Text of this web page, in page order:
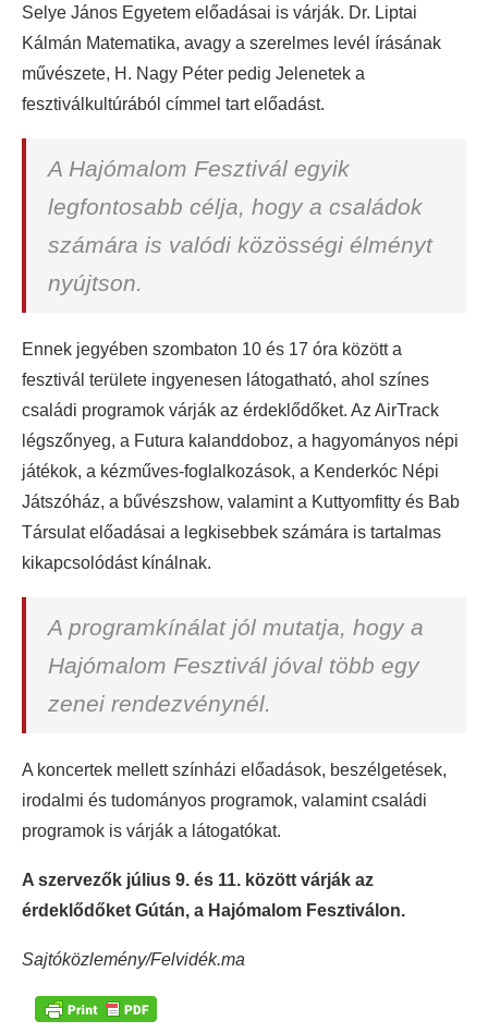
Selye János Egyetem előadásai is várják. Dr. Liptai
Kálmán Matematika, avagy a szerelmes levél írásának
művészete, H. Nagy Péter pedig Jelenetek a
fesztiválkultúrából címmel tart előadást.
A Hajómalom Fesztivál egyik
legfontosabb célja, hogy a családok
számára is valódi közösségi élményt
nyújtson.
Ennek jegyében szombaton 10 és 17 óra között a
fesztivál területe ingyenesen látogatható, ahol színes
családi programok várják az érdeklődőket. Az AirTrack
légszőnyeg, a Futura kalanddoboz, a hagyományos népi
játékok, a kézműves-foglalkozások, a Kenderkóc Népi
Játszóház, a bűvészshow, valamint a Kuttyomfitty és Bab
Társulat előadásai a legkisebbek számára is tartalmas
kikapcsolódást kínálnak.
A programkínálat jól mutatja, hogy a
Hajómalom Fesztivál jóval több egy
zenei rendezvénynél.
A koncertek mellett színházi előadások, beszélgetések,
irodalmi és tudományos programok, valamint családi
programok is várják a látogatókat.
A szervezők július 9. és 11. között várják az
érdeklődőket Gútán, a Hajómalom Fesztiválon.
Sajtóközlemény/Felvidék.ma